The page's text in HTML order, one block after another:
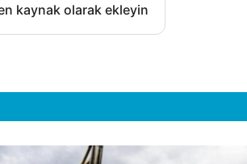
kaynak olarak ekleyin